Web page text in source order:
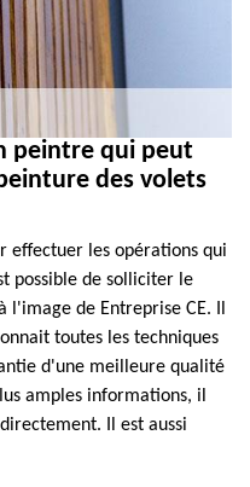
peintre qui peut
des volets
effectuer les opérations qui
possible de solliciter le
de Entreprise CE. Il
toutes les techniques
d'une meilleure qualité
amples informations, il
Il est aussi